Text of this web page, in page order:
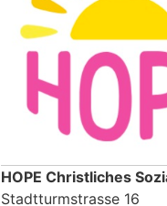
HOPE Christliches
Stadtturmstrasse 16